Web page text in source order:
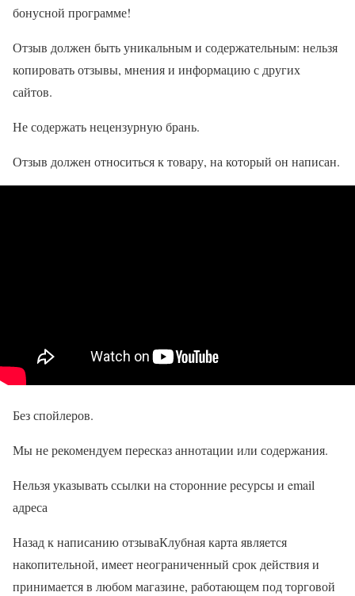
бонусной программе!
Отзыв должен быть уникальным и содержательным: нельзя
копировать отзывы, мнения и информацию с других
сайтов.
Не содержать нецензурную брань.
Отзыв должен относиться к товару, на который он написан.
Без спойлеров.
Мы не рекомендуем пересказ аннотации или содержания.
Нельзя указывать ссылки на сторонние ресурсы и email
адреса
Назад к написанию отзываКлубная карта является
накопительной, имеет неограниченный срок действия и
принимается в любом магазине, работающем под торговой